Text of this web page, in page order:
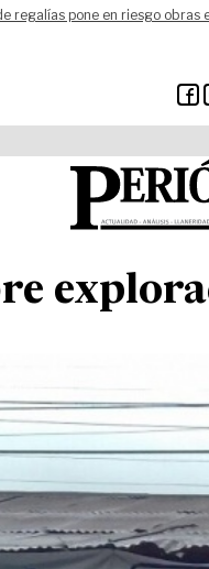
regalías pone en riesgo obras